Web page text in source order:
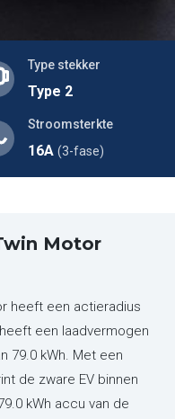
Type stekker
Type 2
Stroomsterkte
16A (3-fase)
Motor
heeft een actieradius
een laadvermogen
79.0 kWh. Met een
de zware EV binnen
kWh accu van de